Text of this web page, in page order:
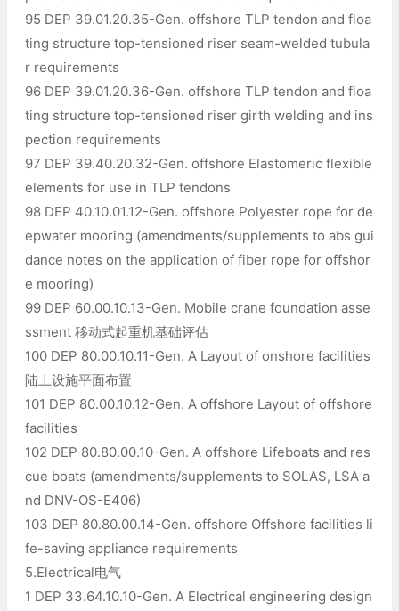
95 DEP 39.01.20.35-Gen. offshore TLP tendon and floa
ting structure top-tensioned riser seam-welded tubula
r requirements
96 DEP 39.01.20.36-Gen. offshore TLP tendon and floa
ting structure top-tensioned riser girth welding and ins
pection requirements
97 DEP 39.40.20.32-Gen. offshore Elastomeric flexible
elements for use in TLP tendons
98 DEP 40.10.01.12-Gen. offshore Polyester rope for de
epwater mooring (amendments/supplements to abs gui
dance notes on the application of fiber rope for offshor
e mooring)
99 DEP 60.00.10.13-Gen. Mobile crane foundation asse
ssment 移动式起重机基础评估
100 DEP 80.00.10.11-Gen. A Layout of onshore facilities
陆上设施平面布置
101 DEP 80.00.10.12-Gen. A offshore Layout of offshore
facilities
102 DEP 80.80.00.10-Gen. A offshore Lifeboats and res
cue boats (amendments/supplements to SOLAS, LSA a
nd DNV-OS-E406)
103 DEP 80.80.00.14-Gen. offshore Offshore facilities li
fe-saving appliance requirements
5.Electrical电气
1 DEP 33.64.10.10-Gen. A Electrical engineering design